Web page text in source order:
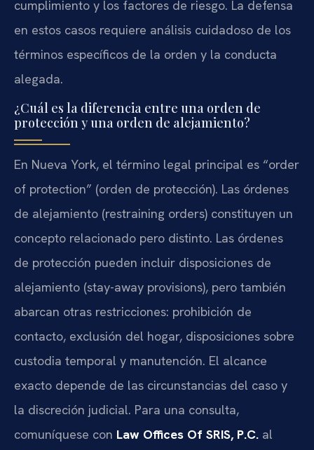
cumplimiento y los factores de riesgo. La defensa
en estos casos requiere análisis cuidadoso de los
términos específicos de la orden y la conducta
alegada.
¿Cuál es la diferencia entre una orden de
protección y una orden de alejamiento?
En Nueva York, el término legal principal es “order
of protection” (orden de protección). Las órdenes
de alejamiento (restraining orders) constituyen un
concepto relacionado pero distinto. Las órdenes
de protección pueden incluir disposiciones de
alejamiento (stay-away provisions), pero también
abarcan otras restricciones: prohibición de
contacto, exclusión del hogar, disposiciones sobre
custodia temporal y manutención. El alcance
exacto depende de las circunstancias del caso y
la discreción judicial. Para una consulta,
comuníquese con Law Offices Of SRIS, P.C. al